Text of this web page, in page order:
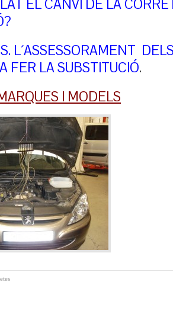
EL CANVI DE LA
L´ASSESSORAMENT
FER LA SUBSTITUCIÓ.
I MODELS